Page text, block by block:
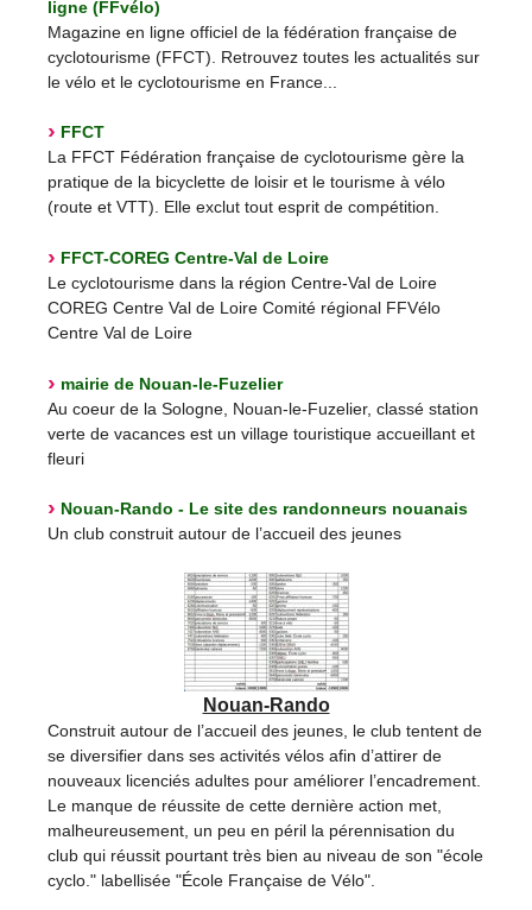
ligne (FFvélo)
Magazine en ligne officiel de la fédération française de
cyclotourisme (FFCT). Retrouvez toutes les actualités sur
le vélo et le cyclotourisme en France...
FFCT
La FFCT Fédération française de cyclotourisme gère la
pratique de la bicyclette de loisir et le tourisme à vélo
(route et VTT). Elle exclut tout esprit de compétition.
FFCT-COREG Centre-Val de Loire
Le cyclotourisme dans la région Centre-Val de Loire
COREG Centre Val de Loire Comité régional FFVélo
Centre Val de Loire
mairie de Nouan-le-Fuzelier
Au coeur de la Sologne, Nouan-le-Fuzelier, classé station
verte de vacances est un village touristique accueillant et
fleuri
Nouan-Rando - Le site des randonneurs nouanais
Un club construit autour de l’accueil des jeunes
Nouan-Rando
Construit autour de l’accueil des jeunes, le club tentent de
se diversifier dans ses activités vélos afin d’attirer de
nouveaux licenciés adultes pour améliorer l’encadrement.
Le manque de réussite de cette dernière action met,
malheureusement, un peu en péril la pérennisation du
club qui réussit pourtant très bien au niveau de son "école
cyclo." labellisée "École Française de Vélo".